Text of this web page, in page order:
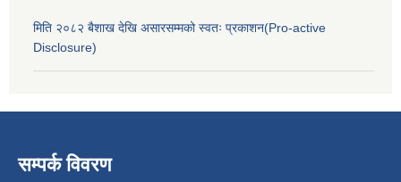
मिति २०८२ बैशाख देखि असारसम्मको स्वतः प्रकाशन(Pro-active
Disclosure)
सम्पर्क विवरण